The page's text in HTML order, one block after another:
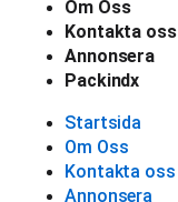
Om Oss
Kontakta oss
Annonsera
Packindx
Startsida
Om Oss
Kontakta oss
Annonsera